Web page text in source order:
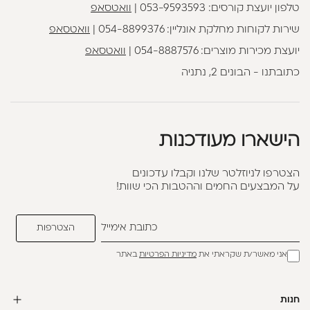
טלפון יועצת קורסים: 053-9593593 וואטסאפ
שירות לקוחות מחלקת אונליין:054-8899376 וואטסאפ
יועצת מכירות מוצרים:054-8887576 וואטסאפ
כתובתנו - הבונים 2, נתניה
הישארו מעודכנות
הצטרפו לניוזלטר שלנו וקבלו עדכונים
על המבצעים החמים וההטבות הכי שוות!
אני מאשר/ת שקראתי את מדיניות הפרטיותבאתר
חנות